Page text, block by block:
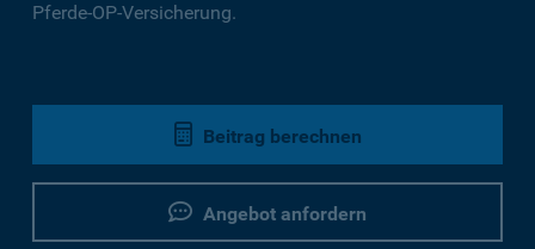
Pferde-OP-Versicherung.
Beitrag berechnen
Angebot anfordern